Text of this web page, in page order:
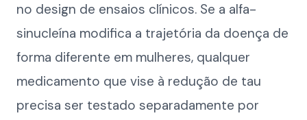
no design de ensaios clínicos. Se a alfa-
sinucleína modifica a trajetória da doença de
forma diferente em mulheres, qualquer
medicamento que vise à redução de tau
precisa ser testado separadamente por